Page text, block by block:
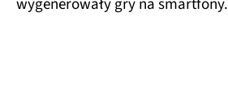
wygenerowały gry na smartfony.